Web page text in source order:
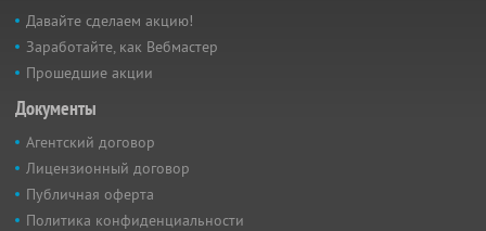
Давайте сделаем акцию!
Заработайте, как Вебмастер
Прошедшие акции
Документы
Агентский договор
Лицензионный договор
Публичная оферта
Политика конфиденциальности